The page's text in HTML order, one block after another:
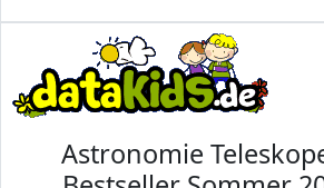
Astronomie